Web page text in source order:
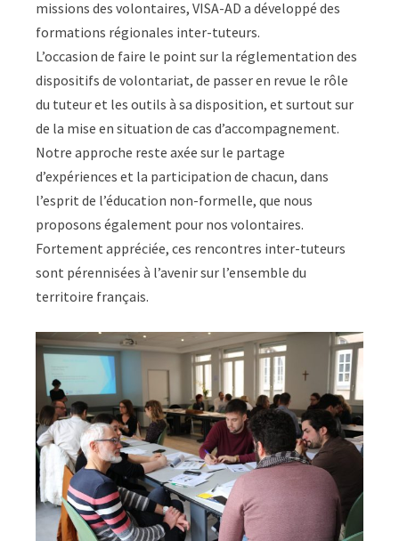
missions des volontaires, VISA-AD a développé des
formations régionales inter-tuteurs.
L’occasion de faire le point sur la réglementation des
dispositifs de volontariat, de passer en revue le rôle
du tuteur et les outils à sa disposition, et surtout sur
de la mise en situation de cas d’accompagnement.
Notre approche reste axée sur le partage
d’expériences et la participation de chacun, dans
l’esprit de l’éducation non-formelle, que nous
proposons également pour nos volontaires.
Fortement appréciée, ces rencontres inter-tuteurs
sont pérennisées à l’avenir sur l’ensemble du
territoire français.